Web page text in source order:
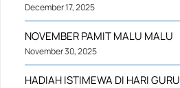
December 17, 2025
NOVEMBER PAMIT MALU MALU
November 30, 2025
HADIAH ISTIMEWA DI HARI GURU